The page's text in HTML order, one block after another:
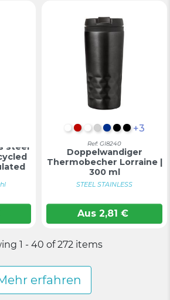
steel
WEIß
RotWeiß
Silber
BlauSchwarz
+3
Ref: GI8240
Doppelwandiger
Thermobecher Lorraine |
300 ml
STEEL STAINLESS
Aus 2,81 €
1 - 40 of 272 items
erfahren